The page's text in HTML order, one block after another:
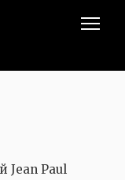
Jean Paul